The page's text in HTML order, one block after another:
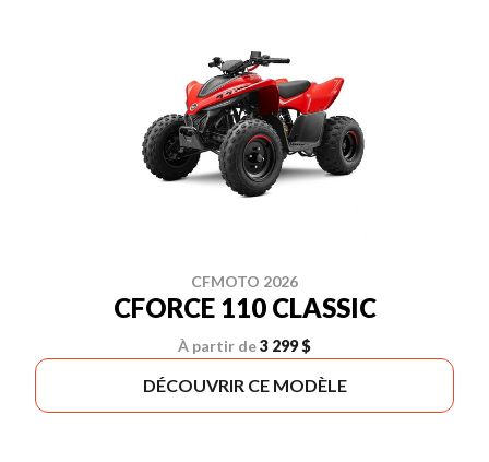
CFMOTO 2026
CFORCE 110 CLASSIC
À partir de3 299 $
DÉCOUVRIR CE MODÈLE